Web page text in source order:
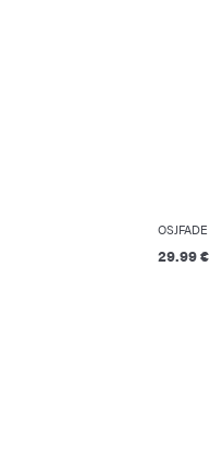
29.99 €